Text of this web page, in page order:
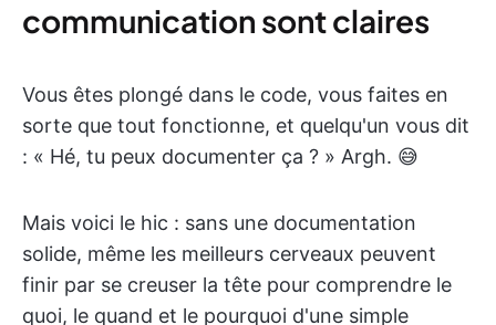
communication sont claires
Vous êtes plongé dans le code, vous faites en
sorte que tout fonctionne, et quelqu'un vous dit
: « Hé, tu peux documenter ça ? » Argh. 😅
Mais voici le hic : sans une documentation
solide, même les meilleurs cerveaux peuvent
finir par se creuser la tête pour comprendre le
quoi, le quand et le pourquoi d'une simple